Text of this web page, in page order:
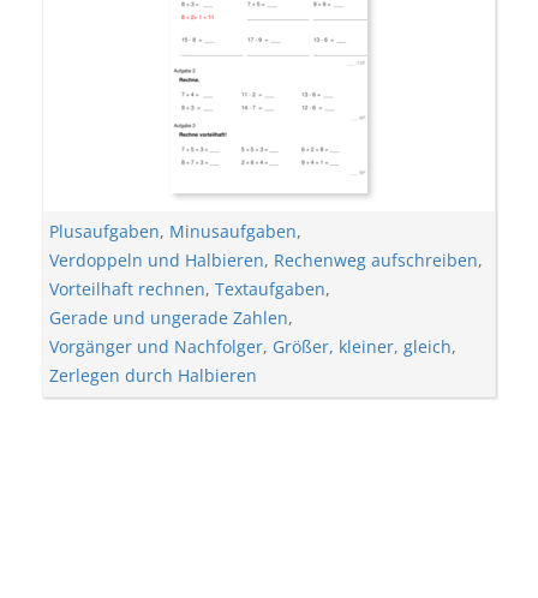
Plusaufgaben, Minusaufgaben,
Verdoppeln und Halbieren, Rechenweg aufschreiben,
Vorteilhaft rechnen, Textaufgaben,
Gerade und ungerade Zahlen,
Vorgänger und Nachfolger, Größer, kleiner, gleich,
Zerlegen durch Halbieren